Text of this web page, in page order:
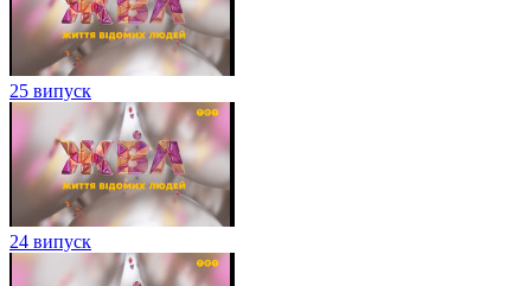
25 випуск
24 випуск